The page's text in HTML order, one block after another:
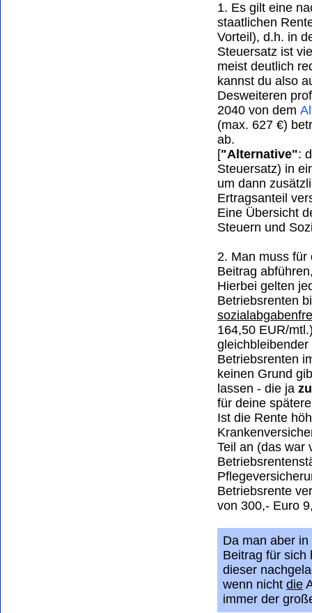
1. Es gilt eine
staatlichen
Vorteil), d.h. in
Steuersatz ist
meist deutlich
kannst du also
Desweiteren
2040 von dem
(max. 627 €)
ab.
["Alternative":
Steuersatz) in
um dann
Ertragsanteil
Eine Übersicht
Steuern und
2. Man muss für
Beitrag
Hierbei gelten
Betriebsrenten
164,50 EUR/
Betriebsrenten
keinen Grund
lassen - die ja
für deine
Ist die Rente
Teil an (das war
Betriebsrente
von 300,- Euro
Da man aber
Beitrag für sich
dieser
wenn nicht die
immer der